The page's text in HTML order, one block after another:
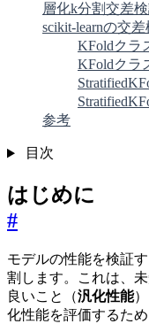
層化k分割交差
scikit-learnの交差
KFoldクラ
KFoldクラ
参考
目次
はじめに
#
モデルの性能を検証
割します。これは、
良いこと（汎化性能
化性能を評価するた